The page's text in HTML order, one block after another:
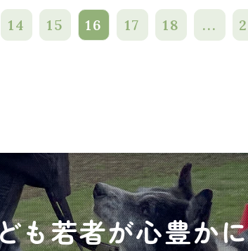
14 15 16 17 18 ...
も若者が心豊か